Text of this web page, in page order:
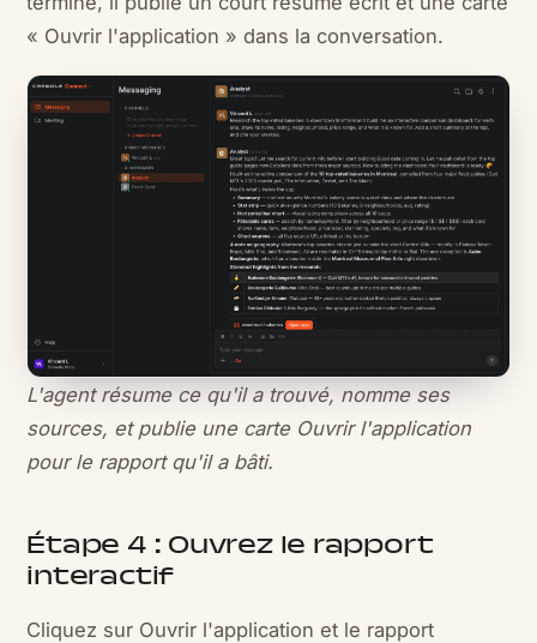
« Ouvrir l'application » dans la conversation.
L'agent résume ce qu'il a trouvé, nomme ses
sources, et publie une carte Ouvrir l'application
pour le rapport qu'il a bâti.
Étape 4 : Ouvrez le rapport
interactif
Cliquez sur Ouvrir l'application et le rapport